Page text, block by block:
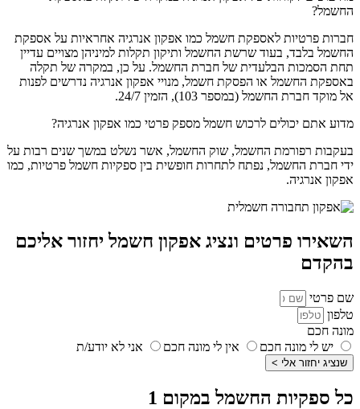
החשמל?
חברות פרטיות לאספקת חשמל כמו אפקון אנרגיה אחראיות על אספקת
החשמל בלבד, בעוד שרשת החשמל ותיקון תקלות למיניהן מצויים עדיין
תחת הסמכות הבלעדית של חברת החשמל. על כן, במקרה של תקלה
באספקת החשמל או הפסקת חשמל, מנויי אפקון אנרגיה נדרשים לפנות
אל מוקד חברת החשמל (במספר 103), הזמין 24/7.
מדוע אתם יכולים לרכוש חשמל מספק פרטי כמו אפקון אנרגיה?
בעקבות רפורמת החשמל, שוק החשמל, אשר נשלט במשך שנים רבות על
ידי חברת החשמל, נפתח לתחרות חופשית בין ספקיות חשמל פרטיות, כמו
אפקון אנרגיה.
השאירו פרטים ונציג אפקון חשמל יחזור אליכם
בהקדם
שם פרטי
טלפון
מונה חכם
יש לי מונה חכם
אין לי מונה חכם אני לא יודע/ת
שנציג יחזור אלי >
כל ספקיות החשמל במקום 1